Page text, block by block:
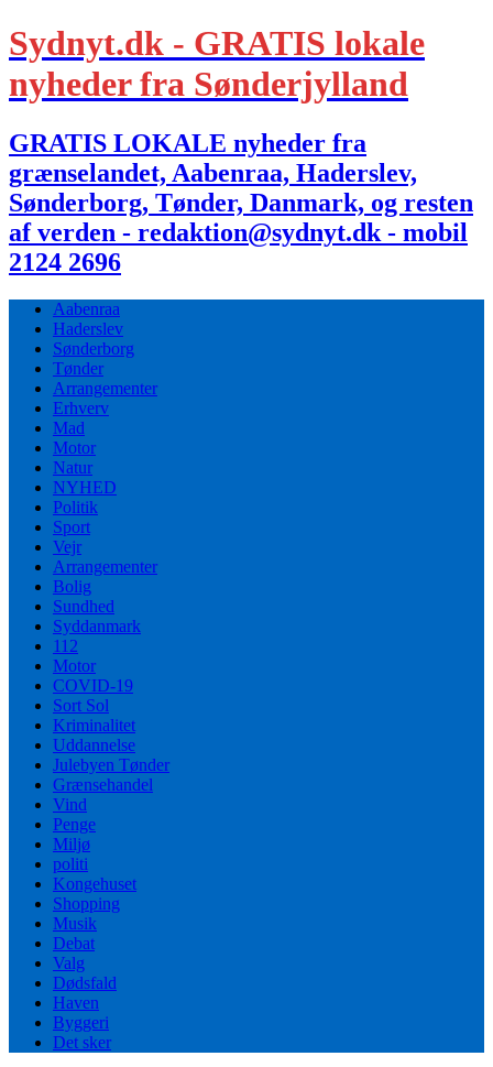
Sydnyt.dk - GRATIS lokale
nyheder fra Sønderjylland
GRATIS LOKALE nyheder fra
grænselandet, Aabenraa, Haderslev,
Sønderborg, Tønder, Danmark, og resten
af verden - redaktion@sydnyt.dk - mobil
2124 2696
Aabenraa
Haderslev
Sønderborg
Tønder
Arrangementer
Erhverv
Mad
Motor
Natur
NYHED
Politik
Sport
Vejr
Arrangementer
Bolig
Sundhed
Syddanmark
112
Motor
COVID-19
Sort Sol
Kriminalitet
Uddannelse
Julebyen Tønder
Grænsehandel
Vind
Penge
Miljø
politi
Kongehuset
Shopping
Musik
Debat
Valg
Dødsfald
Haven
Byggeri
Det sker